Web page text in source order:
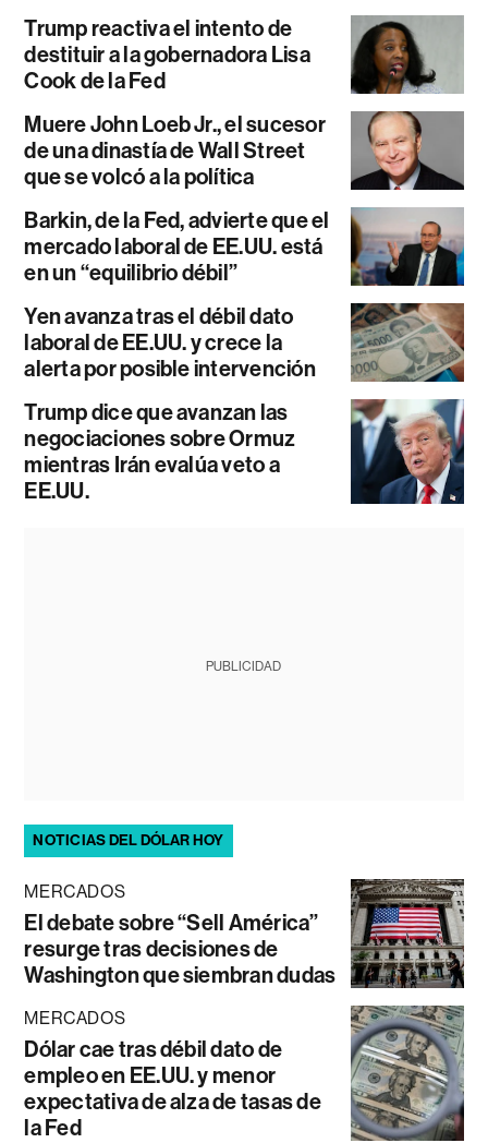
Trump reactiva el intento de
destituir a la gobernadora Lisa
Cook de la Fed
Muere John Loeb Jr., el sucesor
de una dinastía de Wall Street
que se volcó a la política
Barkin, de la Fed, advierte que el
mercado laboral de EE.UU. está
en un “equilibrio débil”
Yen avanza tras el débil dato
laboral de EE.UU. y crece la
alerta por posible intervención
Trump dice que avanzan las
negociaciones sobre Ormuz
mientras Irán evalúa veto a
EE.UU.
PUBLICIDAD
NOTICIAS DEL DÓLAR HOY
MERCADOS
El debate sobre “Sell América”
resurge tras decisiones de
Washington que siembran dudas
MERCADOS
Dólar cae tras débil dato de
empleo en EE.UU. y menor
expectativa de alza de tasas de
la Fed